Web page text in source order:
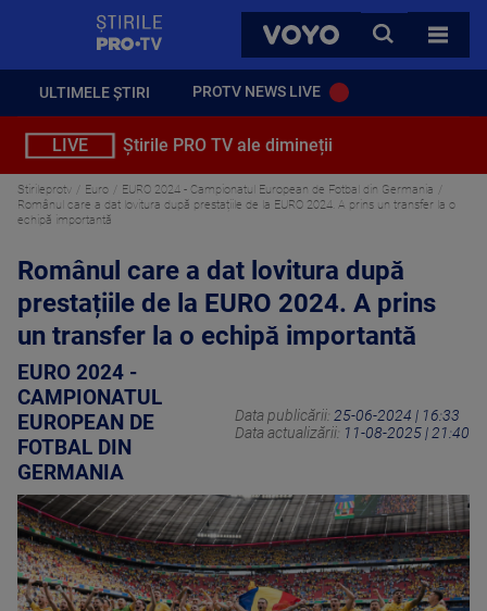
VOYO
CAUTA
TOATE
ULTIMELE ȘTIRI PROTV NEWS LIVE
LIVE Știrile PRO TV ale dimineții
Stirileprotv Euro
EURO 2024 - Campionatul European de Fotbal din Germania
Românul care a dat lovitura după prestațiile de la EURO 2024. A prins un transfer la o
echipă importantă
Românul care a dat lovitura după
prestațiile de la EURO 2024. A prins
un transfer la o echipă importantă
EURO 2024 -
CAMPIONATUL
EUROPEAN DE
FOTBAL DIN
GERMANIA
Data publicării: 25-06-2024 | 16:33
Data actualizării: 11-08-2025 | 21:40